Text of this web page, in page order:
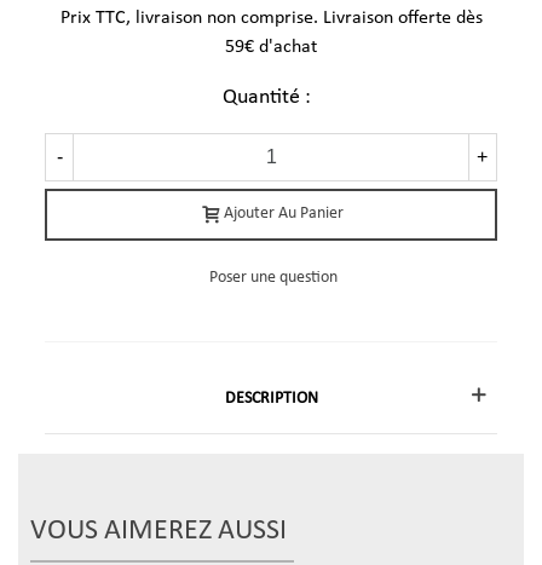
Prix TTC, livraison non comprise. Livraison offerte dès
59€ d'achat
Quantité :
- +
Ajouter Au Panier
Poser une question
DESCRIPTION
VOUS AIMEREZ AUSSI